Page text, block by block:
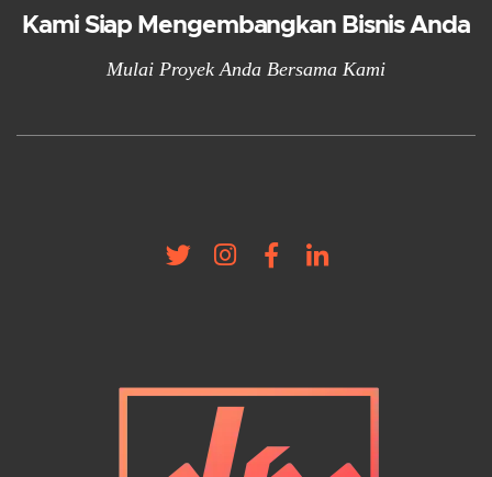
Kami Siap Mengembangkan Bisnis Anda
Mulai Proyek Anda Bersama Kami